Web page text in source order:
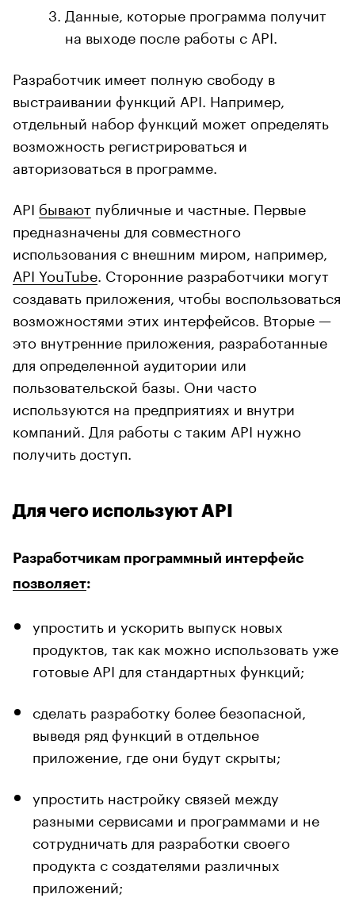
Данные, которые программа получит
на выходе после работы с API.
Разработчик имеет полную свободу в
выстраивании функций API. Например,
отдельный набор функций может определять
возможность регистрироваться и
авторизоваться в программе.
API бывают публичные и частные. Первые
предназначены для совместного
использования с внешним миром, например,
API YouTube . Сторонние разработчики могут
создавать приложения, чтобы воспользоваться
возможностями этих интерфейсов. Вторые —
это внутренние приложения, разработанные
для определенной аудитории или
пользовательской базы. Они часто
используются на предприятиях и внутри
компаний. Для работы с таким API нужно
получить доступ.
Для чего используют API
Разработчикам программный интерфейс
позволяет:
упростить и ускорить выпуск новых
продуктов, так как можно использовать уже
готовые API для стандартных функций;
сделать разработку более безопасной,
выведя ряд функций в отдельное
приложение, где они будут скрыты;
упростить настройку связей между
разными сервисами и программами и не
сотрудничать для разработки своего
продукта с создателями различных
приложений;